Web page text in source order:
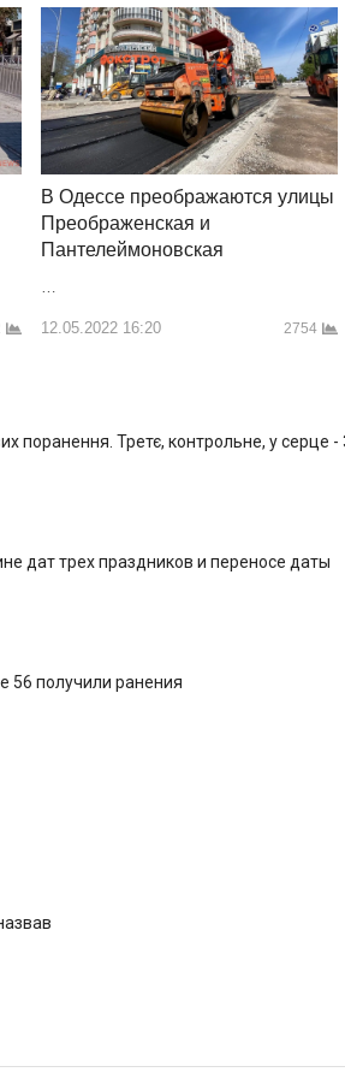
В Одессе преображаются улицы
Преображенская и
Пантелеймоновская
…
12.05.2022 16:20 2754
поранення. Третє, контрольне, у серце -
дат трех праздников и переносе даты
56 получили ранения